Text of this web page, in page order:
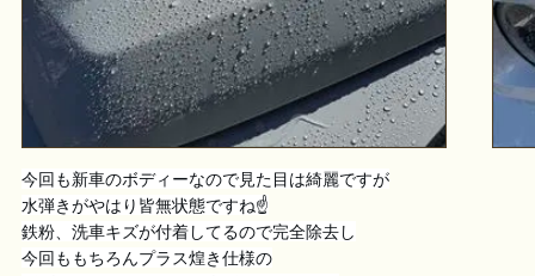
今回も新車のボディーなので見た目は綺麗ですが
水弾きがやはり皆無状態ですね☝️
鉄粉、洗車キズが付着してるので完全除去し
今回ももちろんプラス煌き仕様の